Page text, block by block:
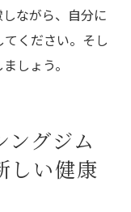
ながら、自分に
ください。そし
しょう。
ングジム
しい健康